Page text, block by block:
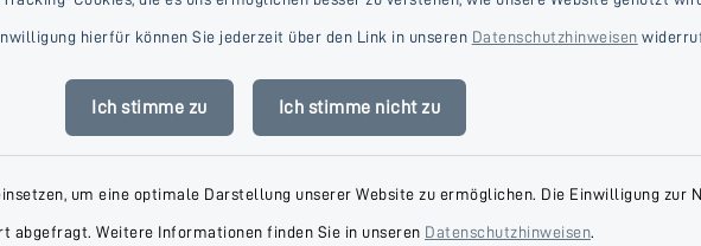
hierfür können Sie jederzeit über den Link in unseren Datenschutzhinweisen
Ich stimme zu Ich stimme nicht zu
um eine optimale Darstellung unserer Website zu ermöglichen. Die Einwilligung zur
abgefragt. Weitere Informationen finden Sie in unseren Datenschutzhinweisen.
Freitag
09:00-16:00 Uhr
Mittwoch
09:00-14:00 Uhr